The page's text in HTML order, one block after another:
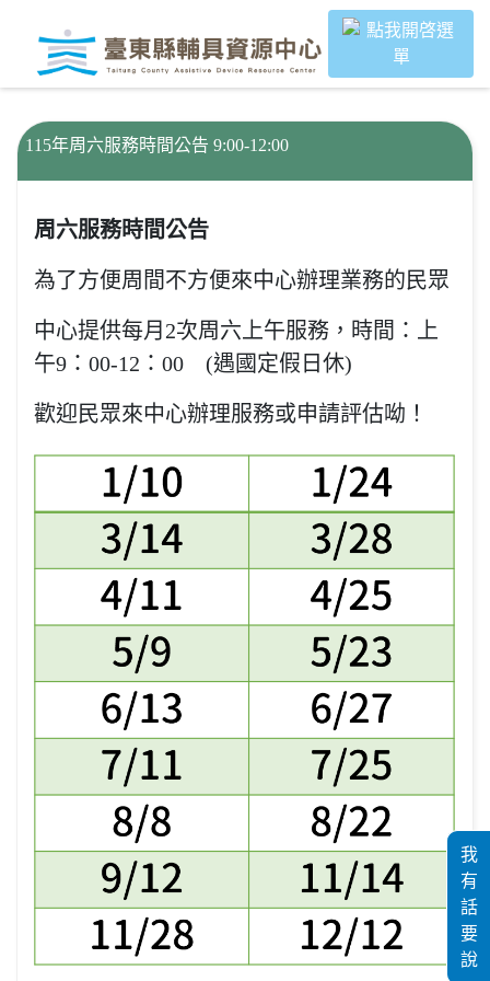
115年周六服務時間公告 9:00-12:00
周六服務時間公告
為了方便周間不方便來中心辦理業務的民眾
中心提供每月2次周六上午服務，時間：上
午9：00-12：00 (遇國定假日休)
歡迎民眾來中心辦理服務或申請評估呦！
我
有
話
要
說